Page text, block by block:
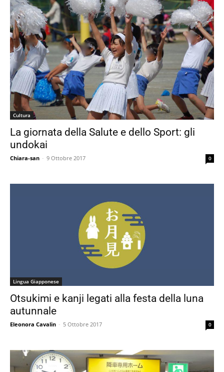
Cultura
La giornata della Salute e dello Sport: gli
undokai
Chiara-san - 9 Ottobre 2017 0
Lingua Giapponese
Otsukimi e kanji legati alla festa della luna
autunnale
Eleonora Cavalin - 5 Ottobre 2017 0